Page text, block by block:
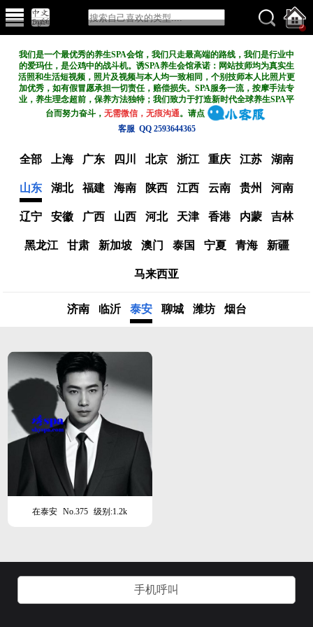
我们是一个最优秀的养生SPA会馆，我们只走最高端的路线，我们是行业中
的爱玛仕，是公鸡中的战斗机。诱SPA养生会馆承诺：网站技师均为真实生
活照和生活短视频，照片及视频与本人均一致相同，个别技师本人比照片更
加优秀，如有假冒愿承担一切责任，赔偿损失。SPA服务一流，按摩手法专
业，养生理念超前，保养方法独特；我们致力于打造新时代全球养生SPA平
台而努力奋斗，无需微信，无痕沟通。请点
客服 QQ 2593644365
全部 上海 广东 四川 北京 浙江 重庆 江苏 湖南
山东 湖北 福建 海南 陕西 江西 云南 贵州 河南
辽宁 安徽 广西 山西 河北 天津 香港 内蒙 吉林
黑龙江 甘肃 新加坡 澳门 泰国 宁夏 青海 新疆
马来西亚
济南 临沂 泰安 聊城 潍坊 烟台
在泰安 No.375 级别:1.2k
手机呼叫